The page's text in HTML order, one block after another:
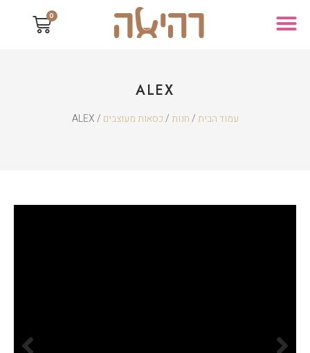
0
ALEX
עמוד הבית/חנות/כסאות מעוצבים / ALEX